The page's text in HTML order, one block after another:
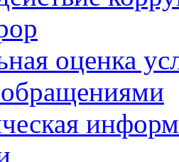
оценка
обращениями